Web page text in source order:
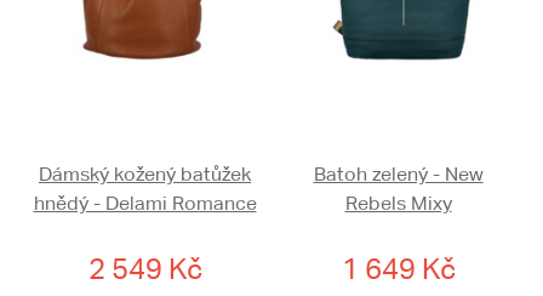
Dámský kožený batůžek
hnědý - Delami Romance
2 549 Kč
Batoh zelený - New
Rebels Mixy
1 649 Kč